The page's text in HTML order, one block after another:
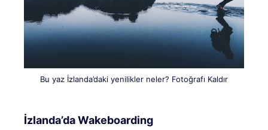
Bu yaz İzlanda’daki yenilikler neler? Fotoğrafı Kaldır
İzlanda’da Wakeboarding